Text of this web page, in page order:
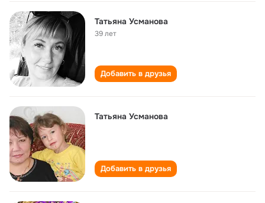
Татьяна Усманова
39 лет
Добавить в друзья
Татьяна Усманова
Добавить в друзья